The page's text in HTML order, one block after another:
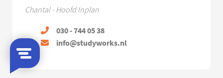
Chantal - Hoofd Inplan
030 - 744 05 38
info@studyworks.nl